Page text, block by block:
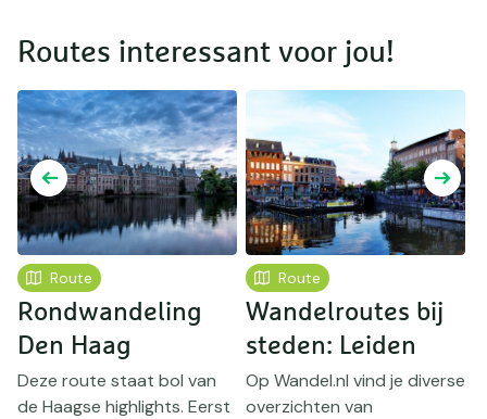
Routes interessant voor jou!
Route
Rondwandeling
Den Haag
Deze route staat bol van
de Haagse highlights. Eerst
Route
Wandelroutes bij
steden: Leiden
Op Wandel.nl vind je diverse
overzichten van